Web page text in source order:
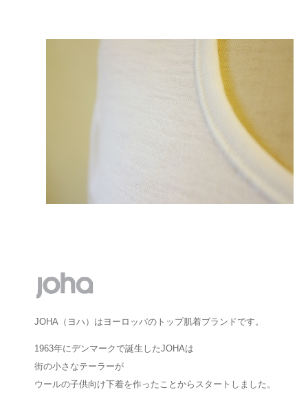
JOHA（ヨハ）はヨーロッパのトップ肌着ブランドです。
1963年にデンマークで誕生したJOHAは
街の小さなテーラーが
ウールの子供向け下着を作ったことからスタートしました。